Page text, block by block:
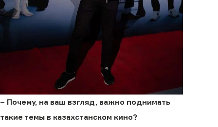
– Почему, на ваш взгляд, важно поднимать
такие темы в казахстанском кино?